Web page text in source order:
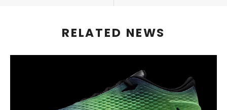
RELATED NEWS